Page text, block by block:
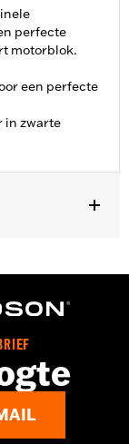
perfecte
motorblok.
een perfecte
in zwarte